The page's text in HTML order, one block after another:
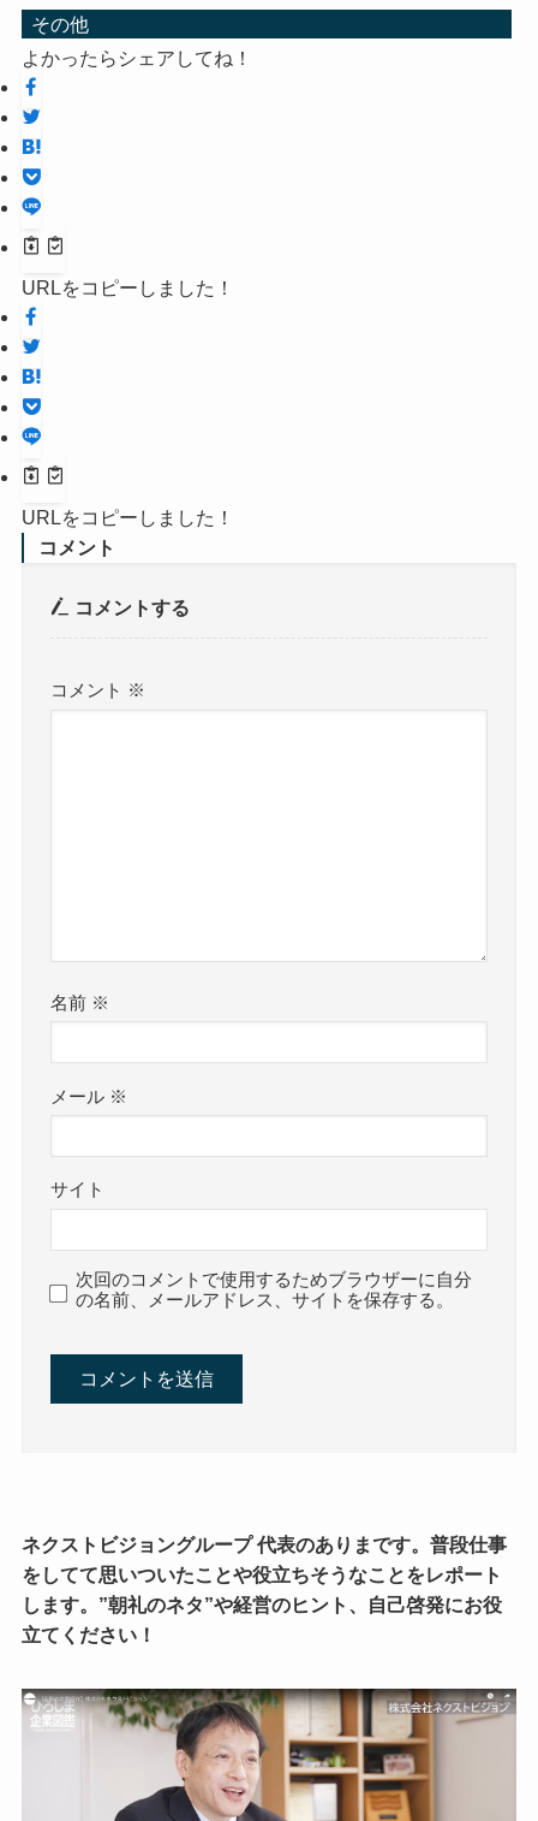
その他
よかったらシェアしてね！
URLをコピーしました！
URLをコピーしました！
コメント
コメントする
コメント ※
名前 ※
メール ※
サイト
次回のコメントで使用するためブラウザーに自分
の名前、メールアドレス、サイトを保存する。
ネクストビジョングループ 代表のありまです。普段仕事
をしてて思いついたことや役立ちそうなことをレポート
します。”朝礼のネタ”や経営のヒント、自己啓発にお役
立てください！